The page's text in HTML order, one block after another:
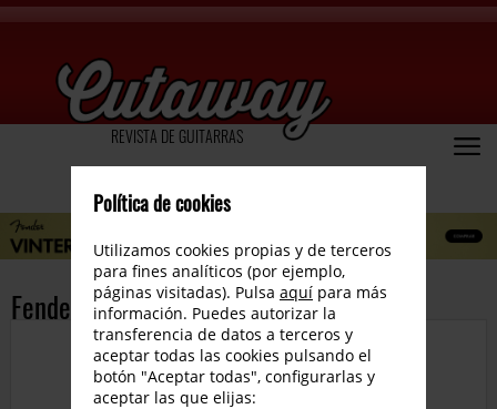
REVISTA DE GUITARRAS
Fender Cory Wong Stratocaster
Política de cookies
Utilizamos cookies propias y de terceros
para fines analíticos (por ejemplo,
páginas visitadas). Pulsa aquí para más
información. Puedes autorizar la
transferencia de datos a terceros y
aceptar todas las cookies pulsando el
botón "Aceptar todas", configurarlas y
aceptar las que elijas: